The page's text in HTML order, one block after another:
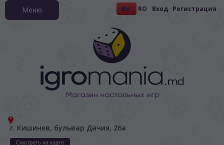
RU RO Вход Регистрация
г. Кишинев, бульвар Дачия, 26а
Смотреть на карте
Меню